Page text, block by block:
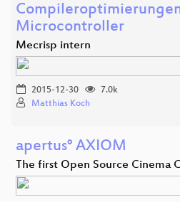
Microcontroller
Mecrisp intern
2015-12-30
7.0k
Matthias Koch
apertus° AXIOM
The first Open Source Cinema